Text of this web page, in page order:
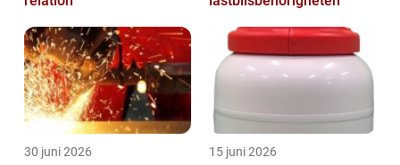
30 juni 2026 15 juni 2026